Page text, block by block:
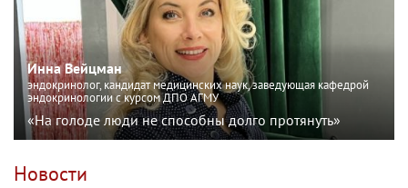
Инна Вейцман
эндокринолог, кандидат медицинских наук, заведующая кафедрой
эндокринологии с курсом ДПО АГМУ
«На голоде люди не способны долго протянуть»
Новости